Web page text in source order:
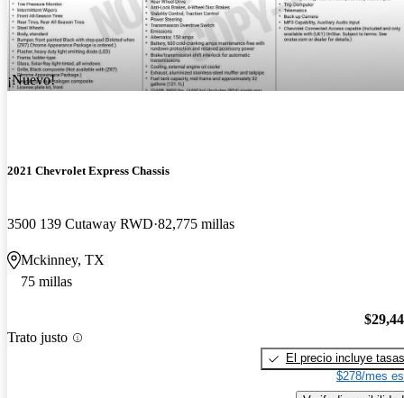
¡Nuevo!
2021 Chevrolet Express Chassis
3500 139 Cutaway RWD 82,775 millas
Mckinney, TX
75 millas
Trato justo
El precio incluye tasas
$278/mes